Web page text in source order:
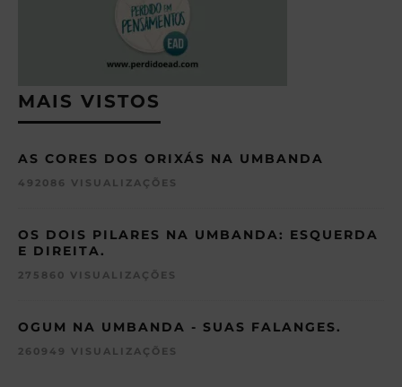
MAIS VISTOS
AS CORES DOS ORIXÁS NA UMBANDA
492086 VISUALIZAÇÕES
OS DOIS PILARES NA UMBANDA: ESQUERDA
E DIREITA.
275860 VISUALIZAÇÕES
OGUM NA UMBANDA - SUAS FALANGES.
260949 VISUALIZAÇÕES